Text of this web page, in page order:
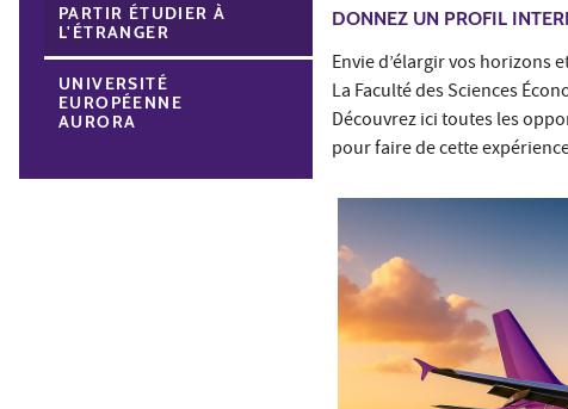
DONNEZ UN PROFIL
Envie d’élargir vos horizons
La Faculté des Sciences
Découvrez ici toutes les
pour faire de cette
PARTIR ÉTUDIER À
L'ÉTRANGER
UNIVERSITÉ
EUROPÉENNE
AURORA